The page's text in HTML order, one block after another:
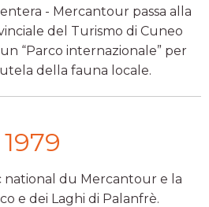
- Mercantour passa alla
del Turismo di Cuneo
“Parco internazionale” per
della fauna locale.
1979
national du Mercantour e la
e dei Laghi di Palanfrè.